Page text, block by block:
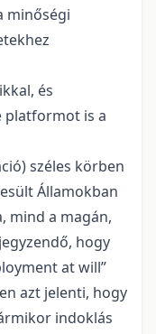
minőségi
és
platformot is a
széles körben
Államokban
mind a magán,
hogy
at will”
azt jelenti, hogy
indoklás